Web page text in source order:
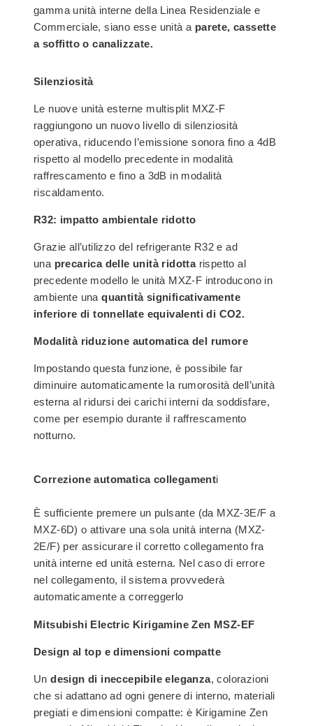
gamma unità interne della Linea Residenziale e
Commerciale, siano esse unità a parete, cassette
a soffitto o canalizzate.
Silenziosità
Le nuove unità esterne multisplit MXZ-F
raggiungono un nuovo livello di silenziosità
operativa, riducendo l’emissione sonora fino a 4dB
rispetto al modello precedente in modalità
raffrescamento e fino a 3dB in modalità
riscaldamento.
R32: impatto ambientale ridotto
Grazie all’utilizzo del refrigerante R32 e ad
una precarica delle unità ridottarispetto al
precedente modello le unità MXZ-F introducono in
ambiente unaquantità significativamente
inferiore di tonnellate equivalenti di CO2.
Modalità riduzione automatica del rumore
Impostando questa funzione, è possibile far
diminuire automaticamente la rumorosità dell’unità
esterna al ridursi dei carichi interni da soddisfare,
come per esempio durante il raffrescamento
notturno.
Correzione automatica collegamenti
È sufficiente premere un pulsante (da MXZ-3E/F a
MXZ-6D) o attivare una sola unità interna (MXZ-
2E/F) per assicurare il corretto collegamento fra
unità interne ed unità esterna. Nel caso di errore
nel collegamento, il sistema provvederà
automaticamente a correggerlo
Mitsubishi Electric Kirigamine Zen MSZ-EF
Design al top e dimensioni compatte
Undesign di ineccepibile eleganza, colorazioni
che si adattano ad ogni genere di interno, materiali
pregiati e dimensioni compatte: è Kirigamine Zen